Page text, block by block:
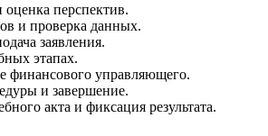
оценка перспектив.
и проверка данных.
заявления.
этапах.
финансового управляющего.
и завершение.
акта и фиксация результата.